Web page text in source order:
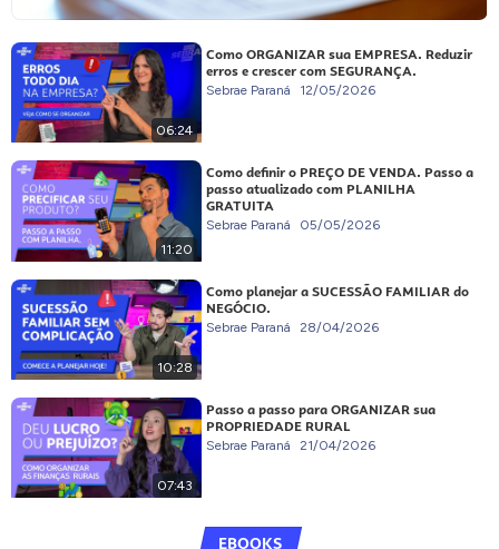
06:24
Como ORGANIZAR sua EMPRESA. Reduzir
erros e crescer com SEGURANÇA.
Sebrae Paraná 12/05/2026
11:20
Como definir o PREÇO DE VENDA. Passo a
passo atualizado com PLANILHA
GRATUITA
Sebrae Paraná 05/05/2026
10:28
Como planejar a SUCESSÃO FAMILIAR do
NEGÓCIO.
Sebrae Paraná 28/04/2026
07:43
Passo a passo para ORGANIZAR sua
PROPRIEDADE RURAL
Sebrae Paraná 21/04/2026
EBOOKS